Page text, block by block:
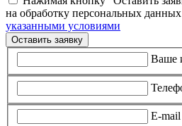
на обработку персональных данных
указанными условиями
Оставить заявку
Ваше
E-mail